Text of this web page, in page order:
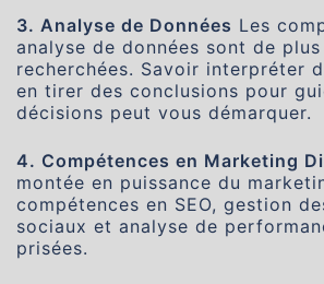
3. Analyse de Données Les
analyse de données sont de
recherchées. Savoir interpréter
en tirer des conclusions pour
décisions peut vous démarquer.
4. Compétences en Marketing
montée en puissance du
compétences en SEO, gestion
sociaux et analyse de
prisées.